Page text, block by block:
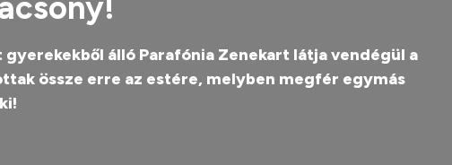
álló Parafónia Zenekart látja vendégül a
össze erre az estére, melyben megfér egymás